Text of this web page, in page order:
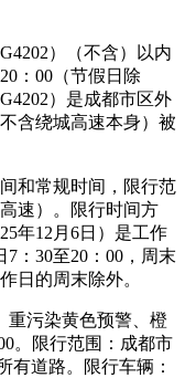
）（不含）以内
：00（节假日除
）是成都市区外
含绕城高速本身）被
和常规时间，限行范
速）。限行时间方
年12月6日）是工作
7：30至20：00，周末
日的周末除外。
重污染黄色预警、橙
。限行范围：成都市
有道路。限行车辆：